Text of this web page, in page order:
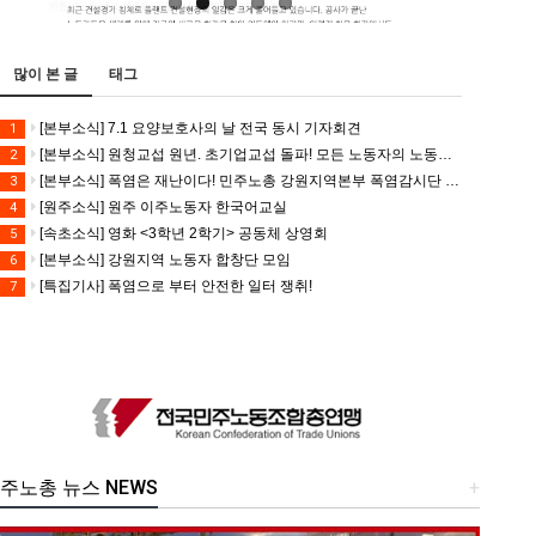
많이 본 글 태그
1 [본부소식] 7.1 요양보호사의 날 전국 동시 기자회견
2 [본부소식] 원청교섭 원년. 초기업교섭 돌파! 모든 노동자의 노동기본권 쟁취! 민주노총 7.15 총파업대회
3 [본부소식] 폭염은 재난이다! 민주노총 강원지역본부 폭염감시단 선포 기자회견
4 [원주소식] 원주 이주노동자 한국어교실
5 [속초소식] 영화 <3학년 2학기> 공동체 상영회
6 [본부소식] 강원지역 노동자 합창단 모임
7 [특집기사] 폭염으로 부터 안전한 일터 쟁취!
+
노총 뉴스 NEWS